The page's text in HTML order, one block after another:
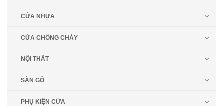
CỬA NHỰA
CỬA CHỐNG CHÁY
NỘI THẤT
SÀN GỖ
PHỤ KIỆN CỬA